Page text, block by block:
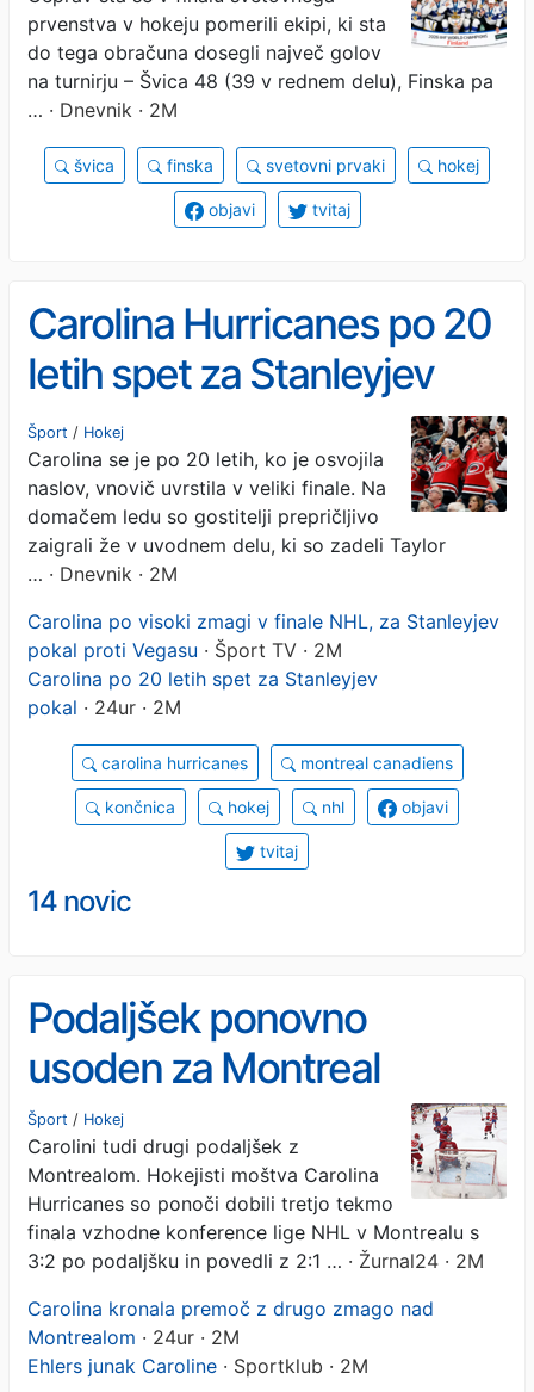
prvenstva v hokeju pomerili ekipi, ki sta
do tega obračuna dosegli največ golov
na turnirju – Švica 48 (39 v rednem delu), Finska pa
… · Dnevnik · 2M
švica finska svetovni prvaki hokej
objavi tvitaj
Carolina Hurricanes po 20
letih spet za Stanleyjev
pokal
Šport / Hokej
Carolina se je po 20 letih, ko je osvojila
naslov, vnovič uvrstila v veliki finale. Na
domačem ledu so gostitelji prepričljivo
zaigrali že v uvodnem delu, ki so zadeli Taylor
… · Dnevnik · 2M
Carolina po visoki zmagi v finale NHL, za Stanleyjev
pokal proti Vegasu · Šport TV · 2M
Carolina po 20 letih spet za Stanleyjev
pokal · 24ur · 2M
carolina hurricanes montreal canadiens
končnica hokej nhl objavi
tvitaj
14 novic
Podaljšek ponovno
usoden za Montreal
Šport / Hokej
Carolini tudi drugi podaljšek z
Montrealom. Hokejisti moštva Carolina
Hurricanes so ponoči dobili tretjo tekmo
finala vzhodne konference lige NHL v Montrealu s
3:2 po podaljšku in povedli z 2:1 … · Žurnal24 · 2M
Carolina kronala premoč z drugo zmago nad
Montrealom · 24ur · 2M
Ehlers junak Caroline · Sportklub · 2M